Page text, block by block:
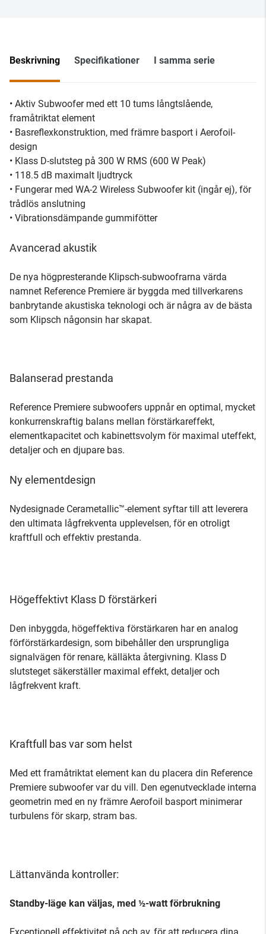
Beskrivning Specifikationer I samma serie
• Aktiv Subwoofer med ett 10 tums långtslående,
framåtriktat element
• Basreflexkonstruktion, med främre basport i Aerofoil-
design
• Klass D-slutsteg på 300 W RMS (600 W Peak)
• 118.5 dB maximalt ljudtryck
• Fungerar med WA-2 Wireless Subwoofer kit (ingår ej), för
trådlös anslutning
• Vibrationsdämpande gummifötter
Avancerad akustik
De nya högpresterande Klipsch-subwoofrarna värda
namnet Reference Premiere är byggda med tillverkarens
banbrytande akustiska teknologi och är några av de bästa
som Klipsch någonsin har skapat.
Balanserad prestanda
Reference Premiere subwoofers uppnår en optimal, mycket
konkurrenskraftig balans mellan förstärkareffekt,
elementkapacitet och kabinettsvolym för maximal uteffekt,
detaljer och en djupare bas.
Ny elementdesign
Nydesignade Cerametallic™-element syftar till att leverera
den ultimata lågfrekventa upplevelsen, för en otroligt
kraftfull och effektiv prestanda.
Högeffektivt Klass D förstärkeri
Den inbyggda, högeffektiva förstärkaren har en analog
förförstärkardesign, som bibehåller den ursprungliga
signalvägen för renare, källäkta återgivning. Klass D
slutsteget säkerställer maximal effekt, detaljer och
lågfrekvent kraft.
Kraftfull bas var som helst
Med ett framåtriktat element kan du placera din Reference
Premiere subwoofer var du vill. Den egenutvecklade interna
geometrin med en ny främre Aerofoil basport minimerar
turbulens för skarp, stram bas.
Lättanvända kontroller:
Standby-läge kan väljas, med ½-watt förbrukning